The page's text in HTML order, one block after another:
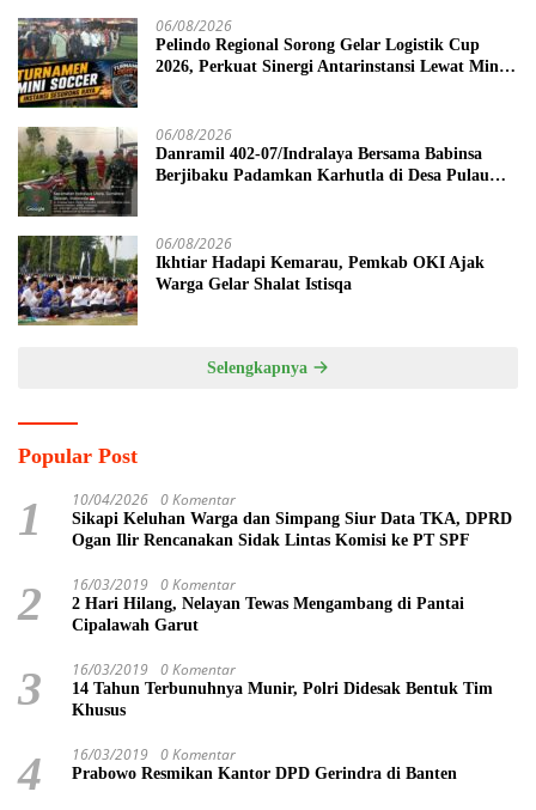
06/08/2026
Pelindo Regional Sorong Gelar Logistik Cup
2026, Perkuat Sinergi Antarinstansi Lewat Mini
06/08/2026
Danramil 402-07/Indralaya Bersama Babinsa
Berjibaku Padamkan Karhutla di Desa Pulau
06/08/2026
Ikhtiar Hadapi Kemarau, Pemkab OKI Ajak
Warga Gelar Shalat Istisqa
Selengkapnya
Popular Post
1 10/04/2026 0 Komentar
Sikapi Keluhan Warga dan Simpang Siur Data TKA, DPRD
Ogan Ilir Rencanakan Sidak Lintas Komisi ke PT SPF
2 16/03/2019 0 Komentar
2 Hari Hilang, Nelayan Tewas Mengambang di Pantai
Cipalawah Garut
3 16/03/2019 0 Komentar
14 Tahun Terbunuhnya Munir, Polri Didesak Bentuk Tim
Khusus
4 16/03/2019 0 Komentar
Prabowo Resmikan Kantor DPD Gerindra di Banten